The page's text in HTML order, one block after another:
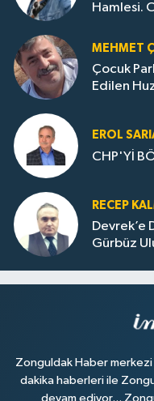
Hamlesi.
MEHMET
Çocuk
Edilen
EROL
CHP'Yİ
RECEP
Devrek’e
Gürbüz
Zonguldak Haber
dakika haberleri ile
devam ediyor...